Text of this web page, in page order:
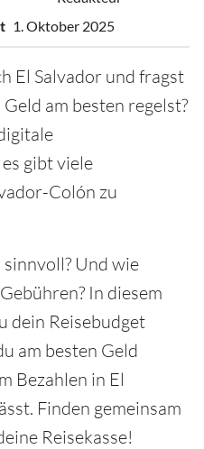
1. Oktober 2025
El Salvador und fragst
am besten regelst?
gibt viele
Colón zu
Und wie
In diesem
dein Reisebudget
am besten Geld
Bezahlen in El
Finden gemeinsam
Reisekasse!